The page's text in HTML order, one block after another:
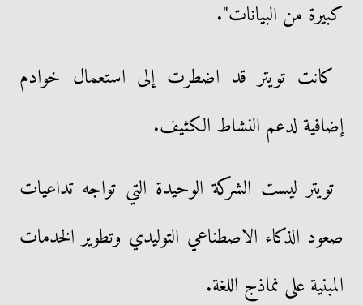
كبيرة من البيانات".
كانت تويتر قد اضطرت إلى استعمال خوادم
إضافية لدعم النشاط الكثيف.
تويتر ليست الشركة الوحيدة التي تواجه تداعيات
صعود الذكاء الاصطناعي التوليدي وتطوير الخدمات
المبنية على نماذج اللغة.